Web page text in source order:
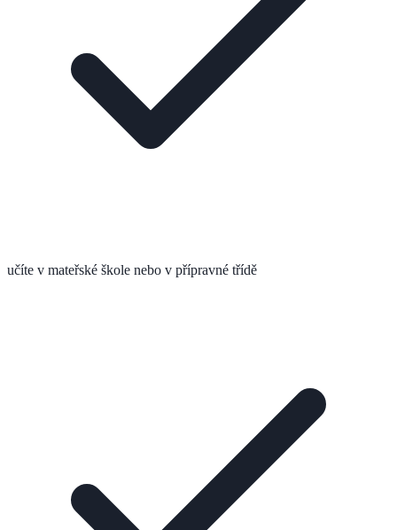
učíte v mateřské škole nebo v přípravné třídě